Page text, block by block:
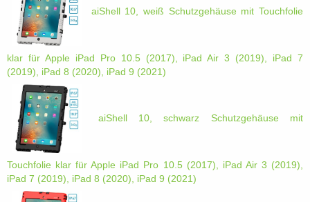
aiShell 10, weiß Schutzgehäuse mit Touchfolie
klar für Apple iPad Pro 10.5 (2017), iPad Air 3 (2019), iPad 7
(2019), iPad 8 (2020), iPad 9 (2021)
aiShell 10, schwarz Schutzgehäuse mit
Touchfolie klar für Apple iPad Pro 10.5 (2017), iPad Air 3 (2019),
iPad 7 (2019), iPad 8 (2020), iPad 9 (2021)